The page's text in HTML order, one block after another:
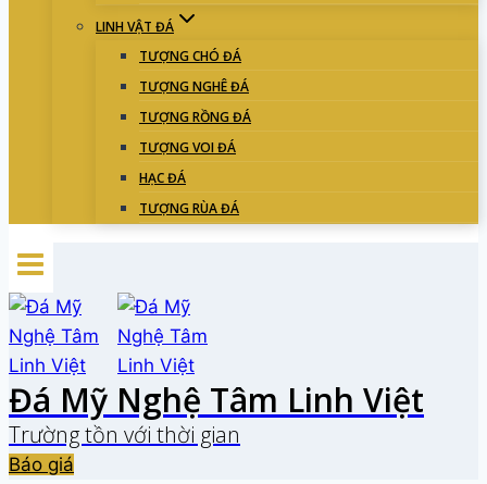
LINH VẬT ĐÁ
TƯỢNG CHÓ ĐÁ
TƯỢNG NGHÊ ĐÁ
TƯỢNG RỒNG ĐÁ
TƯỢNG VOI ĐÁ
HẠC ĐÁ
TƯỢNG RÙA ĐÁ
Đá Mỹ Nghệ Tâm Linh Việt
Trường tồn với thời gian
Báo giá